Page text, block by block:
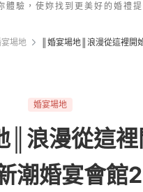
體驗，使妳找到更美好的婚禮
場地
婚宴場地
║浪漫從這裡
潮婚宴會館